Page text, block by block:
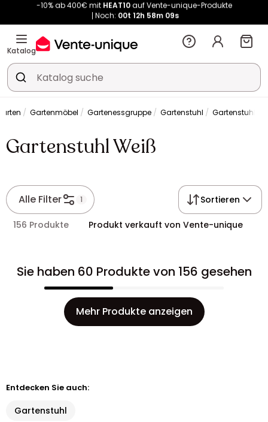
Noch:00t 12h 58m 08s
Kauf-unique wird zu Vente-unique - Gleicher Shop, neuer Name!
-10% ab 400€ mit auf Vente-unique-Produkte
Noch:00t12h
Katalog
Gartenmöbel Gartenessgruppe Gartenstuhl Gartenstuhl
Gartenstuhl Weiß
Alle Filter 1 Sortieren
156 Produkte Produkt verkauft von Vente-unique
Sie haben 60 Produkte von 156 gesehen
Mehr Produkte anzeigen
Entdecken Sie auch:
Gartenstuhl